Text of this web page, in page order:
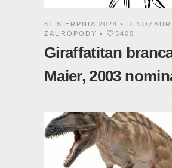
31 SIERPNIA 2024 •
ZAUROPODY • 5400
Giraffatitan
Maier, 2003